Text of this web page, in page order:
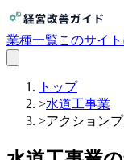
業種一覧このサイ
トップ
>水道工事業
>アクション